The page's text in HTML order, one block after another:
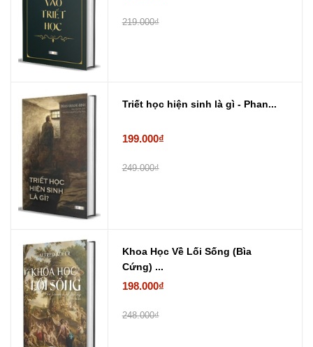
219.000₫
Triết học hiện sinh là gì - Phan...
199.000₫
249.000₫
Khoa Học Về Lối Sống (Bìa
Cứng) ...
198.000₫
248.000₫